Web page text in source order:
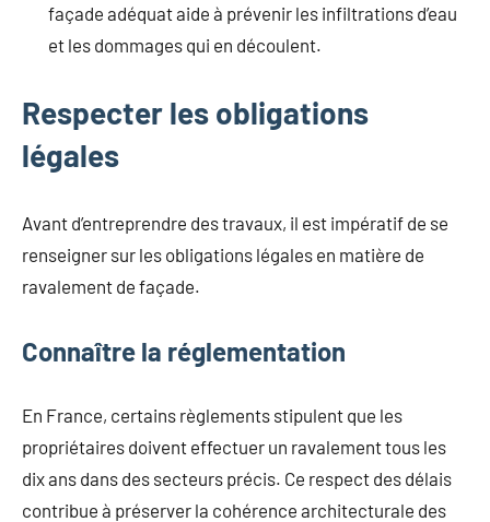
façade adéquat aide à prévenir les infiltrations d’eau
et les dommages qui en découlent.
Respecter les obligations
légales
Avant d’entreprendre des travaux, il est impératif de se
renseigner sur les obligations légales en matière de
ravalement de façade.
Connaître la réglementation
En France, certains règlements stipulent que les
propriétaires doivent effectuer un ravalement tous les
dix ans dans des secteurs précis. Ce respect des délais
contribue à préserver la cohérence architecturale des